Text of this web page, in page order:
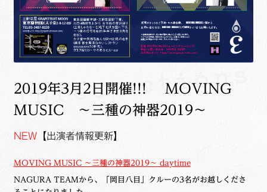
2019年3月2日開催!!! MOVING
MUSIC ～三種の神器2019～
NEW【出演者情報更新】
MOVING MUSIC ～三種の神器2019～ daytime
NAGURA TEAMから、「岡目八目」クルーの3名がお越しくださ